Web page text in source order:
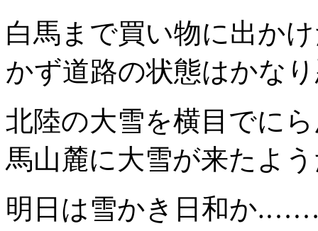
白馬まで買い物に出か
かず道路の状態はかな
北陸の大雪を横目でに
馬山麓に大雪が来たよ
明日は雪かき日